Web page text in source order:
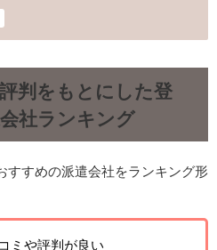
判をもとにした登
社ランキング
すめの派遣会社をランキング形
ミや評判が良い